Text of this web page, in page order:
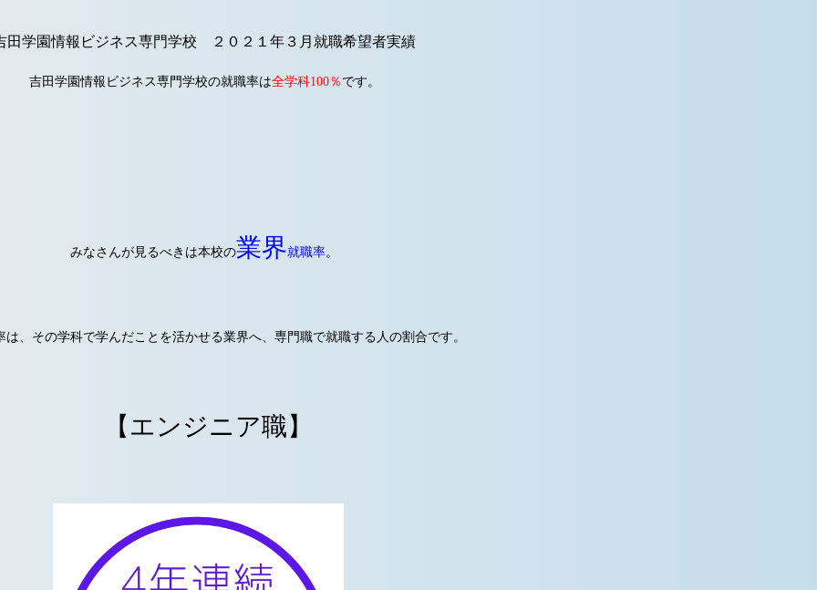
田学園情報ビジネス専門学校 ２０２１年３月就職希望者実績
吉田学園情報ビジネス専門学校の就職率は全学科100％ です。
みなさんが見るべきは本校の業界就職率。
は、その学科で学んだことを活かせる業界へ、専門職で就職する人の割合です。
【エンジニア職】